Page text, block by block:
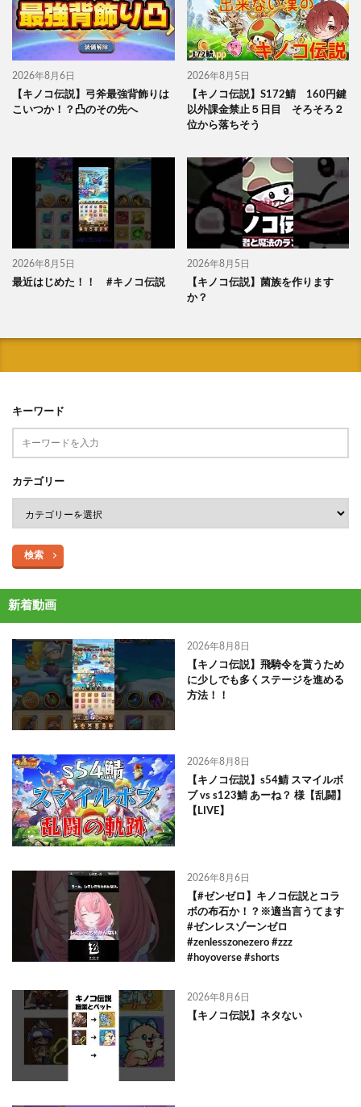
2026年8月6日
【キノコ伝説】弓斧最強背飾りは
こいつか！？凸のその先へ
2026年8月5日
【キノコ伝説】S172鯖 160円鍵
以外課金禁止５日目 そろそろ２
位から落ちそう
2026年8月5日
最近はじめた！！ #キノコ伝説
2026年8月5日
【キノコ伝説】菌族を作ります
か？
キーワード
カテゴリー
検索
新着動画
2026年8月8日
【キノコ伝説】飛騎令を貰うため
に少しでも多くステージを進める
方法！！
2026年8月8日
【キノコ伝説】s54鯖 スマイルボ
ブ vs s123鯖 あーね？ 様【乱闘】
【LIVE】
2026年8月6日
【#ゼンゼロ】キノコ伝説とコラ
ボの布石か！？※適当言うてます
#ゼンレスゾーンゼロ
#zenlesszonezero #zzz
#hoyoverse #shorts
2026年8月6日
【キノコ伝説】ネタない